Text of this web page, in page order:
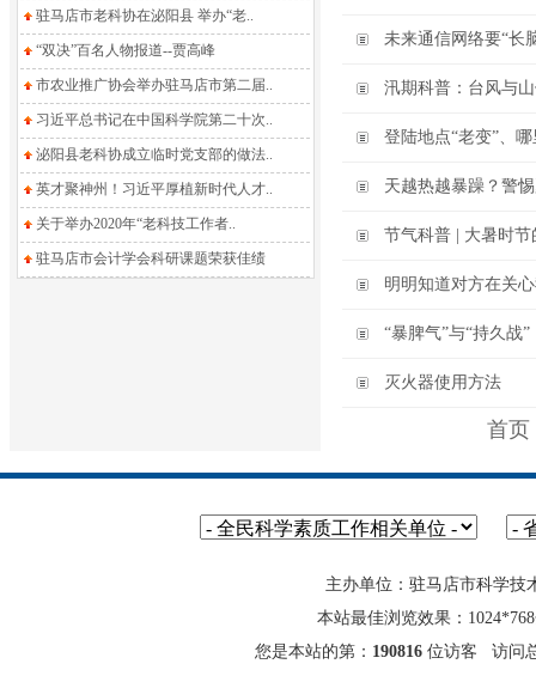
驻马店市老科协在泌阳县 举办“老..
“双决”百名人物报道--贾高峰
市农业推广协会举办驻马店市第二届..
习近平总书记在中国科学院第二十次..
泌阳县老科协成立临时党支部的做法..
英才聚神州！习近平厚植新时代人才..
关于举办2020年“老科技工作者..
驻马店市会计学会科研课题荣获佳绩
未来通信网络要“长
汛期科普：台风与
登陆地点“老变”、
天越热越暴躁？警
节气科普 | 大暑时节
明明知道对方在关
“暴脾气”与“持久战
灭火器使用方法
首页
主办单位：驻马店市科
本站最佳浏览效果：
您是本站的第： 190816 位访客 访问